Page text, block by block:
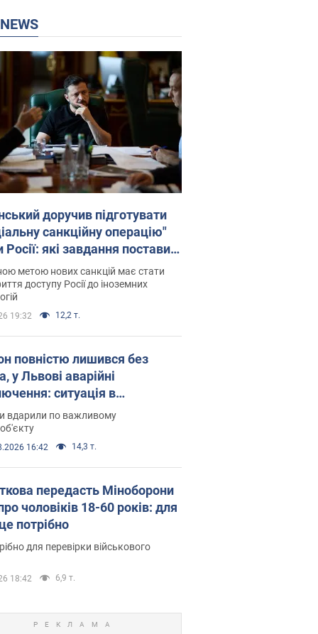
NEWS
доручив підготувати
санкційну операцію"
Росії: які завдання поставив
Фото
метою нових санкцій має стати
доступу Росії до іноземних
19:32 12,2 т.
повністю лишився без
у Львові аварійні
ситуація в
6 серпня
вдарили по важливому
16:42 14,3 т.
передасть Міноборони
чоловіків 18-60 років: для
потрібно
для перевірки військового
18:42 6,9 т.